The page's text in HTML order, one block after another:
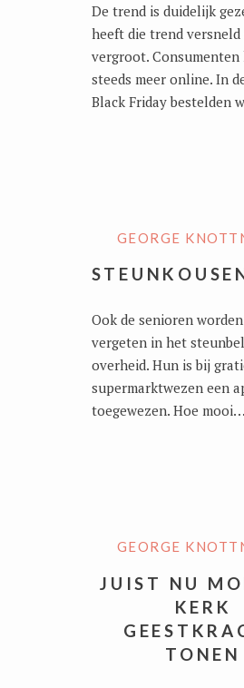
De trend is duidelijk
heeft die trend versneld
vergroot. Consumenten
steeds meer online. In
Black Friday bestelden
GEORGE
Ook de senioren
vergeten in het
overheid. Hun is bij
supermarktwezen een
toegewezen. Hoe mooi…
GEORGE
JUIST NU
KERK
TONEN